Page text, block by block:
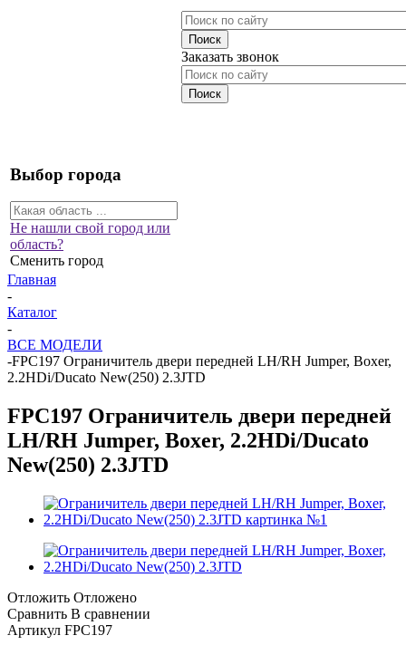
Заказать звонок
Выбор города
Не нашли свой город или
область?
Сменить город
Главная
-
Каталог
-
ВСЕ МОДЕЛИ
-FPC197 Ограничитель двери передней LH/RH Jumper, Boxer,
2.2HDi/Ducato New(250) 2.3JTD
FPC197 Ограничитель двери передней
LH/RH Jumper, Boxer, 2.2HDi/Ducato
New(250) 2.3JTD
Отложить Отложено
Сравнить В сравнении
Артикул FPC197